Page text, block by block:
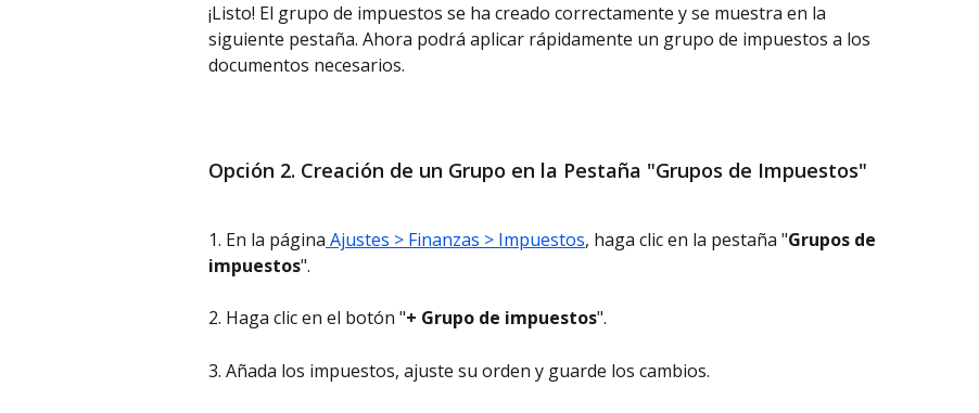
¡Listo! El grupo de impuestos se ha creado correctamente y se muestra en la
siguiente pestaña. Ahora podrá aplicar rápidamente un grupo de impuestos a los
documentos necesarios.
Opción 2. Creación de un Grupo en la Pestaña "Grupos de Impuestos"
1. En la página Ajustes > Finanzas > Impuestos, haga clic en la pestaña "Grupos de
impuestos".
2. Haga clic en el botón "+ Grupo de impuestos".
3. Añada los impuestos, ajuste su orden y guarde los cambios.